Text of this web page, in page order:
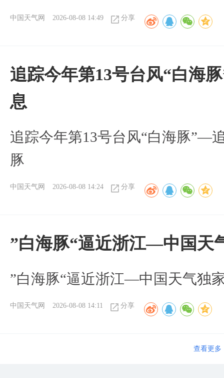
中国天气网 2026-08-08 14:49 分享
追踪今年第13号台风“白海
息
追踪今年第13号台风“白海豚”—
豚
中国天气网 2026-08-08 14:24 分享
”白海豚“逼近浙江—中国天
​”白海豚“逼近浙江—中国天气独
中国天气网 2026-08-08 14:11 分享
查看更多